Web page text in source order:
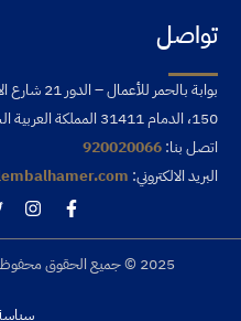
تواصل
بوابة
150، الدمام 31411 المملكة العربية السعودية
اتصل بنا:920020066
البريد الالكتروني:
‎© 2025 جميع الحقوق محفوظة لمجموعة سالم بالحمر القابضة.